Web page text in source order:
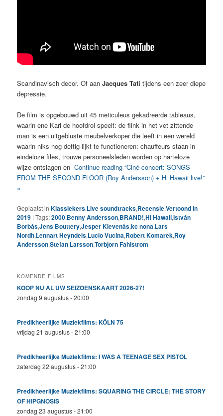
Scandinavisch decor. Of aanJacques Tati tijdens een zeer diepe
depressie.
De film is opgebouwd uit 45 meticuleus gekadreerde tableaus,
waarin ene Karl de hoofdrol speelt: de flink in het vet zittende
man is een uitgebluste meubelverkoper die leeft in een wereld
waarin niks nog deftig lijkt te functioneren: chauffeurs staan in
eindeloze files, trouwe personeelsleden worden op harteloze
wijze ontslagen enContinue reading “Ciné-concert: SONGS
FROM THE SECOND FLOOR (Roy Andersson) + Hi Hawaii live!”
»
Geplaatst in Klassiekers,Live soundtracks,Recensie,Vertoond in
2019 |Tags:2000,Benny Andersson,BRAND!,Hi Hawaii,István
Borbás,Jens Bouttery,Jesper Klevenås,kc nona,Lars
Nordh,Lennart Heyndels,Lucio Vucina,Robert Komarek,Roy
Andersson,Stefan Larsson,Torbjorn Fahlstrom
KOMENDE FILMS
KOOP NU AL UW SEIZOENSKAART 2026-27!
zondag 9 augustus - 20:00
Predikheerlijke Muziekfilms: KÖLN 75
vrijdag 21 augustus - 21:00
Predikheerlijke Muziekfilms: I WAS A TEENAGE SEX PISTOL
zaterdag 22 augustus - 21:00
Predikheerlijke Muziekfilms: SQUARING THE CIRCLE: THE STORY
OF HIPGNOSIS
zondag 23 augustus - 21:00